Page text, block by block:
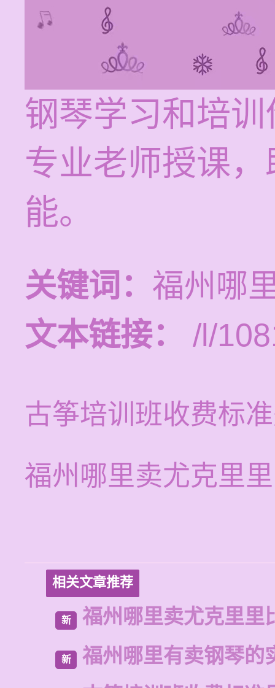
钢琴学习和培
专业老师授课
能。
关键词： 福州哪
文本链接：
/l/
古筝培训班收费标
福州哪里卖尤克里
相关文章推荐
新 福州哪里卖尤克里里
新
福州哪里有卖钢琴的